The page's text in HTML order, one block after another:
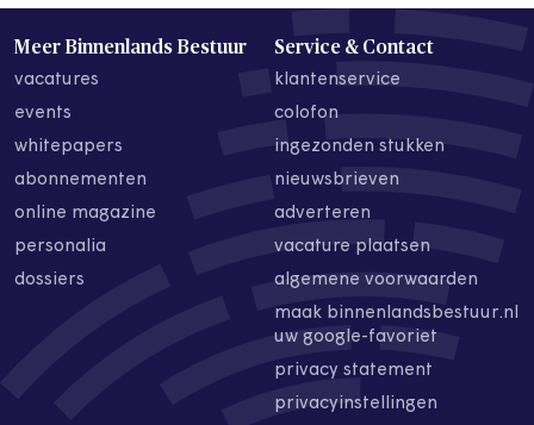
Meer Binnenlands Bestuur
vacatures
events
whitepapers
abonnementen
online magazine
personalia
dossiers
Service & Contact
klantenservice
colofon
ingezonden stukken
nieuwsbrieven
adverteren
vacature plaatsen
algemene voorwaarden
maak binnenlandsbestuur.nl
uw google-favoriet
privacy statement
privacyinstellingen